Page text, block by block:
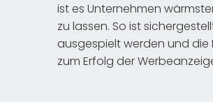
ist es Unternehmen
zu lassen. So ist
ausgespielt werden und die
zum Erfolg der